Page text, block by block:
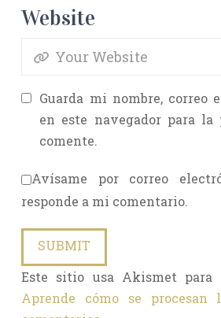
Website
Guarda mi nombre, correo
en este navegador para la
comente.
Avísame por correo
responde a mi comentario.
Este sitio usa Akismet para
Aprende cómo se